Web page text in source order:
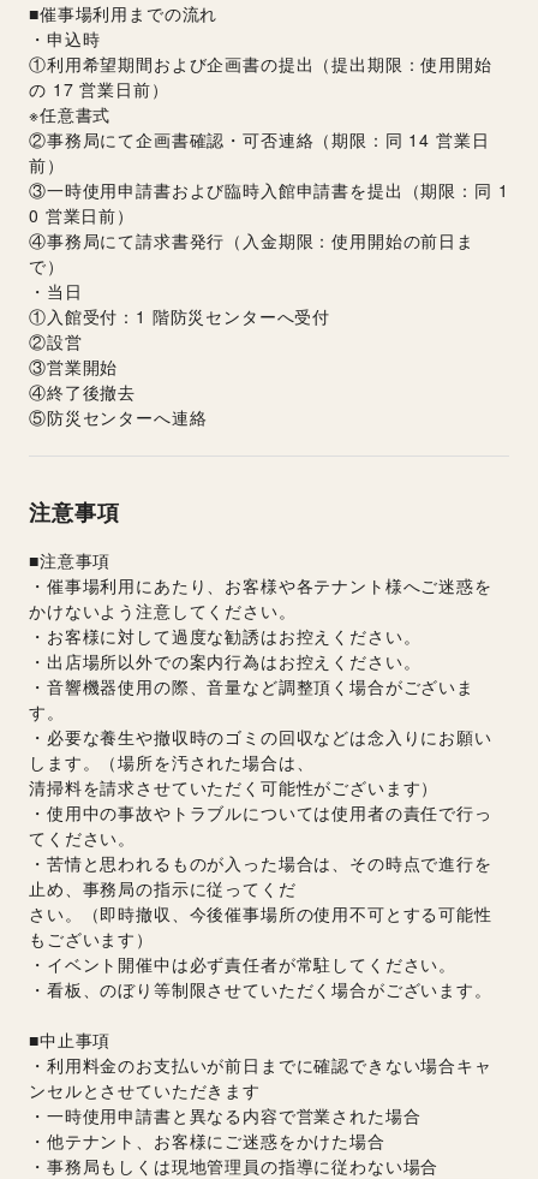
■催事場利用までの流れ
・申込時
①利用希望期間および企画書の提出（提出期限：使用開始
の 17 営業日前）
※任意書式
②事務局にて企画書確認・可否連絡（期限：同 14 営業日
前）
③一時使用申請書および臨時入館申請書を提出（期限：同 1
0 営業日前）
④事務局にて請求書発行（入金期限：使用開始の前日ま
で）
・当日
①入館受付：1 階防災センターへ受付
②設営
③営業開始
④終了後撤去
⑤防災センターへ連絡
注意事項
■注意事項
・催事場利用にあたり、お客様や各テナント様へご迷惑を
かけないよう注意してください。
・お客様に対して過度な勧誘はお控えください。
・出店場所以外での案内行為はお控えください。
・音響機器使用の際、音量など調整頂く場合がございま
す。
・必要な養生や撤収時のゴミの回収などは念入りにお願い
します。（場所を汚された場合は、
清掃料を請求させていただく可能性がございます）
・使用中の事故やトラブルについては使用者の責任で行っ
てください。
・苦情と思われるものが入った場合は、その時点で進行を
止め、事務局の指示に従ってくだ
さい。（即時撤収、今後催事場所の使用不可とする可能性
もございます）
・イベント開催中は必ず責任者が常駐してください。
・看板、のぼり等制限させていただく場合がございます。
■中止事項
・利用料金のお支払いが前日までに確認できない場合キャ
ンセルとさせていただきます
・一時使用申請書と異なる内容で営業された場合
・他テナント、お客様にご迷惑をかけた場合
・事務局もしくは現地管理員の指導に従わない場合